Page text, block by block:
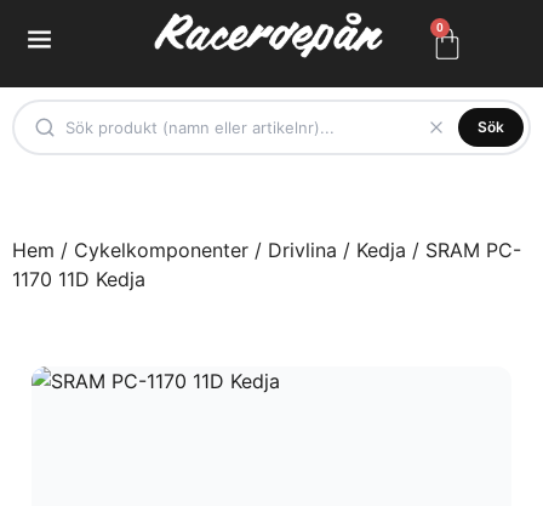
0
Sök
Hem / Cykelkomponenter / Drivlina / Kedja / SRAM PC-
1170 11D Kedja